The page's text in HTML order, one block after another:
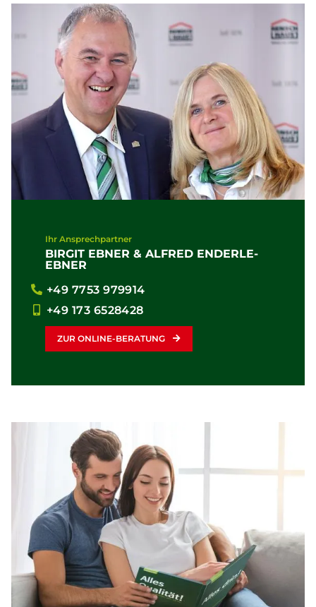
Ihr Ansprechpartner
BIRGIT EBNER & ALFRED ENDERLE-
EBNER
+49 7753 979914
+49 173 6528428
ZUR ONLINE-BERATUNG